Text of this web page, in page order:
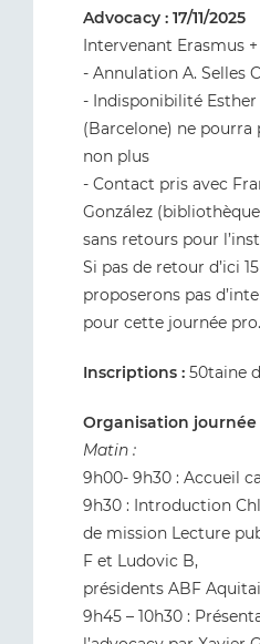
Advocacy : 17/11/2025
Intervenant Erasmus +
- Annulation A. Selles
- Indisponibilité
(Barcelone) ne pourra
non plus
- Contact pris avec
González
sans retours pour
Si pas de retour d’ici
proposerons pas
pour cette journée pro.
Inscriptions : 50taine
Organisation journée
Matin :
9h00- 9h30 : Accueil
9h30 : Introduction
de mission Lecture
F et Ludovic B,
présidents ABF
9h45 – 10h30 :